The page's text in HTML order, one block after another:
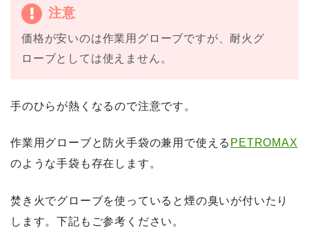
注意
価格が安いのは作業用グローブですが、耐火グ
ローブとしては使えません。
手のひらが熱くなるので注意です。
作業用グローブと防火手袋の兼用で使える PETROMAX
のような手袋も存在します。
焚き火でグローブを使っていると煙の臭いが付いたり
します。下記もご参考ください。